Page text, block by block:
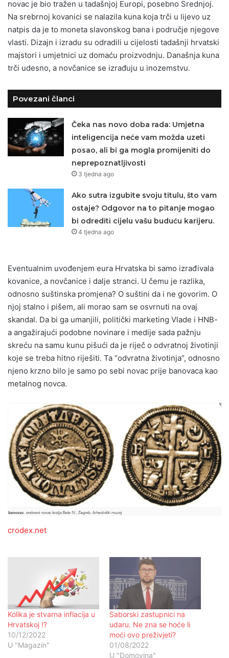
novac je bio tražen u tadašnjoj Europi, posebno Srednjoj.
Na srebrnoj kovanici se nalazila kuna koja trči u lijevo uz
natpis da je to moneta slavonskog bana i područje njegove
vlasti. Dizajn i izradu su odradili u cijelosti tadašnji hrvatski
majstori i umjetnici uz domaću proizvodnju. Današnja kuna
trči udesno, a novčanice se izrađuju u inozemstvu.
Povezani članci
Čeka nas novo doba rada: Umjetna
inteligencija neće vam možda uzeti
posao, ali bi ga mogla promijeniti do
neprepoznatljivosti
3 tjedna ago
Ako sutra izgubite svoju titulu, što vam
ostaje? Odgovor na to pitanje mogao
bi odrediti cijelu vašu buduću karijeru.
4 tjedna ago
Eventualnim uvođenjem eura Hrvatska bi samo izrađivala
kovanice, a novčanice i dalje stranci. U čemu je razlika,
odnosno suštinska promjena? O suštini da i ne govorim. O
njoj stalno i pišem, ali morao sam se osvrnuti na ovaj
skandal. Da bi ga umanjili, politički marketing Vlade i HNB-
a angažirajući podobne novinare i medije sada pažnju
skreću na samu kunu pišući da je riječ o odvratnoj životinji
koje se treba hitno riješiti. Ta “odvratna životinja”, odnosno
njeno krzno bilo je samo po sebi novac prije banovaca kao
metalnog novca.
crodex.net
Kolika je stvarna inflacija u
Hrvatskoj !?
10/12/2022
U "Magazin"
Saborski zastupnici na
udaru. Ne zna se hoće li
moći ovo preživjeti?
01/08/2022
U "Domovina"